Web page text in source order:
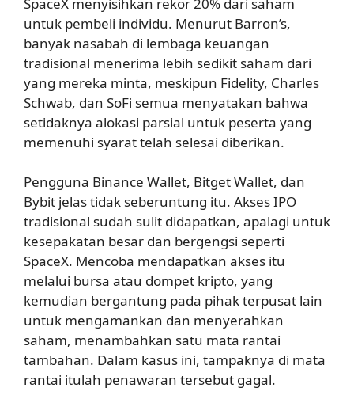
untuk pembeli individu. Menurut Barron’s,
banyak nasabah di lembaga keuangan
tradisional menerima lebih sedikit saham dari
yang mereka minta, meskipun Fidelity, Charles
Schwab, dan SoFi semua menyatakan bahwa
setidaknya alokasi parsial untuk peserta yang
memenuhi syarat telah selesai diberikan.
Pengguna Binance Wallet, Bitget Wallet, dan
Bybit jelas tidak seberuntung itu. Akses IPO
tradisional sudah sulit didapatkan, apalagi untuk
kesepakatan besar dan bergengsi seperti
SpaceX. Mencoba mendapatkan akses itu
melalui bursa atau dompet kripto, yang
kemudian bergantung pada pihak terpusat lain
untuk mengamankan dan menyerahkan
saham, menambahkan satu mata rantai
tambahan. Dalam kasus ini, tampaknya di mata
rantai itulah penawaran tersebut gagal.